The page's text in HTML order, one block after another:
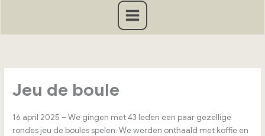
Jeu de boule
16 april 2025 – We gingen met 43 leden een paar gezellige
rondes jeu de boules spelen. We werden onthaald met koffie en